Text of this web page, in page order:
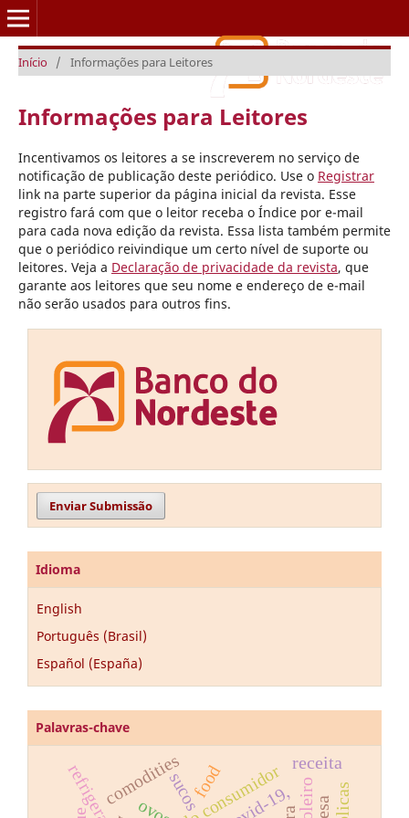
Caderno Setorial ETENE
Início / Informações para Leitores
Informações para Leitores
Incentivamos os leitores a se inscreverem no serviço de
notificação de publicação deste periódico. Use o Registrar
link na parte superior da página inicial da revista. Esse
registro fará com que o leitor receba o Índice por e-mail
para cada nova edição da revista. Essa lista também permite
que o periódico reivindique um certo nível de suporte ou
leitores. Veja a Declaração de privacidade da revista, que
garante aos leitores que seu nome e endereço de e-mail
não serão usados para outros fins.
Enviar Submissão
Idioma
English
Português (Brasil)
Español (España)
Palavras-chave
sucos
comodities food receita